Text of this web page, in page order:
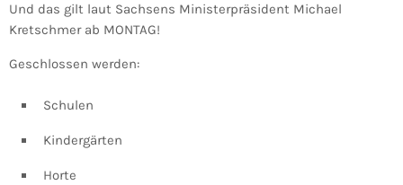
Und das gilt laut Sachsens Ministerpräsident Michael
Kretschmer ab MONTAG!
Geschlossen werden:
Schulen
Kindergärten
Horte